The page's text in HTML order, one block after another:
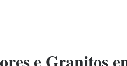
e Granitos